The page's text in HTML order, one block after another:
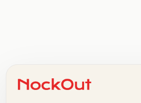
+   .   .   .   .   .   .   .